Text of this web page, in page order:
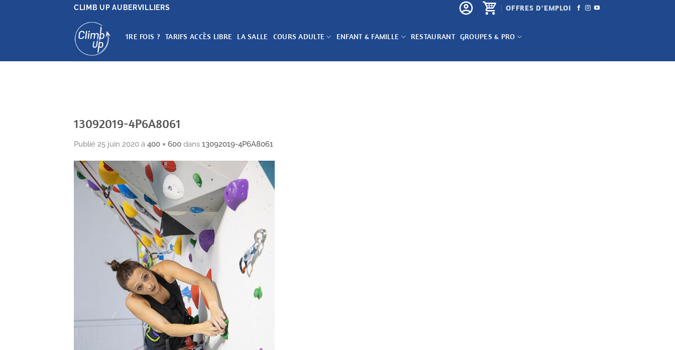
CLIMB UP AUBERVILLIERS OFFRES D'EMPLOI
1RE FOIS ? TARIFS ACCÈS LIBRE LA SALLE COURS ADULTE ENFANT & FAMILLE RESTAURANT GROUPES & PRO
13092019-4P6A8061
Publié 25 juin 2020 à 400 × 600 dans 13092019-4P6A8061